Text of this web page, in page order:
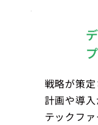
戦略が策
計画や導入
テックフ